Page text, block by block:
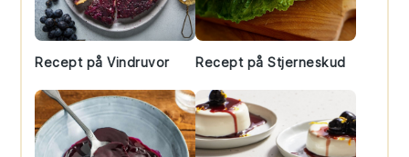
Recept på Vindruvor Recept på Stjerneskud